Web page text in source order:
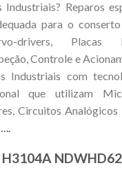
Industriais? Reparos
para o
drivers, Placas
Controle e
Industriais com
que utilizam
Circuitos Analógicos
NDWHD62